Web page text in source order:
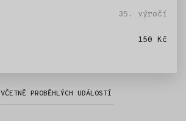
35. výročí
150 Kč
VČETNĚ PROBĚHLÝCH UDÁLOSTÍ